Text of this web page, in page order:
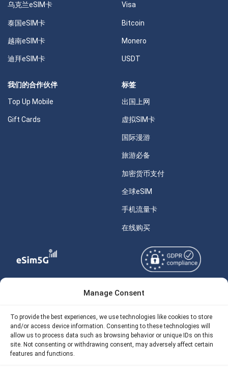
Manage Consent
To provide the best experiences, we use technologies like cookies to store
and/or access device information. Consenting to these technologies will
allow us to process data such as browsing behavior or unique IDs on this
site. Not consenting or withdrawing consent, may adversely affect certain
features and functions.
乌克兰eSIM卡
泰国eSIM卡
越南eSIM卡
迪拜eSIM卡
Visa
Bitcoin
Monero
USDT
我们的合作伙伴
Top Up Mobile
Gift Cards
标签
出国上网
虚拟SIM卡
国际漫游
旅游必备
加密货币支付
全球eSIM
手机流量卡
在线购买
Your Tickets
免费eSIM流量计算器
我们的 API
Copyright © 2026
使用条款
隐私政策